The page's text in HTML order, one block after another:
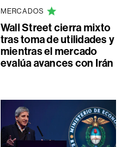
MERCADOS
Wall Street cierra mixto
tras toma de utilidades y
mientras el mercado
evalúa avances con Irán